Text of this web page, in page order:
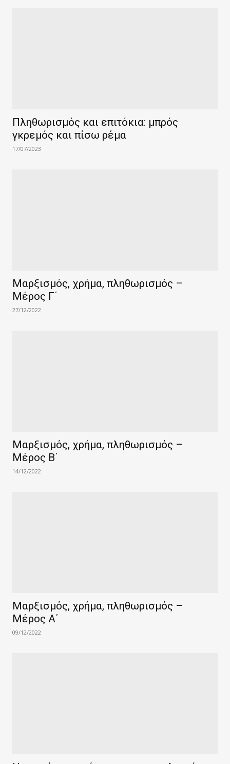
Πληθωρισμός και επιτόκια: μπρός
γκρεμός και πίσω ρέμα
17/07/2023
Μαρξισμός, χρήμα, πληθωρισμός –
Μέρος Γ΄
27/12/2022
Μαρξισμός, χρήμα, πληθωρισμός –
Μέρος Β΄
14/12/2022
Μαρξισμός, χρήμα, πληθωρισμός –
Μέρος Α΄
09/12/2022